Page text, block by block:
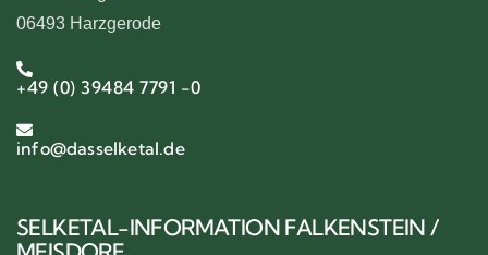
06493 Harzgerode
+49 (0) 39484 7791 -0
info@dasselketal.de
SELKETAL-INFORMATION FALKENSTEIN /